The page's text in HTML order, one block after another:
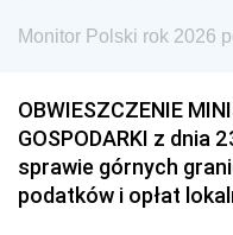
Monitor Polski rok 2026
OBWIESZCZENIE
GOSPODARKI z dnia
sprawie górnych
podatków i opłat